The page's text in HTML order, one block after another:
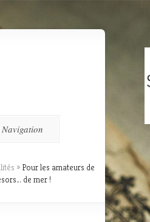
Navigation
» Pour les amateurs de
de mer !